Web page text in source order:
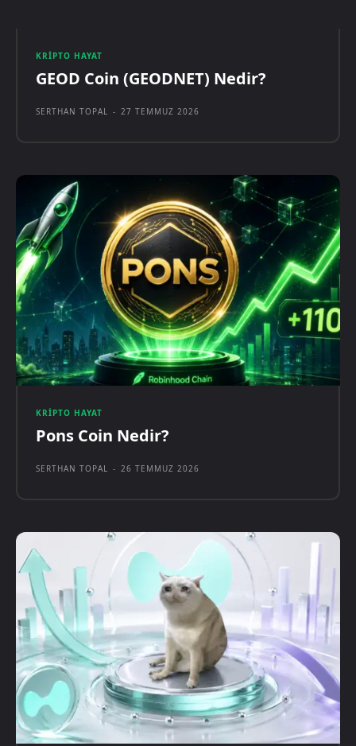
KRIPTO HAYAT
GEOD Coin (GEODNET) Nedir?
SERTHAN TOPAL - 27 TEMMUZ 2026
KRIPTO HAYAT
Pons Coin Nedir?
SERTHAN TOPAL - 26 TEMMUZ 2026